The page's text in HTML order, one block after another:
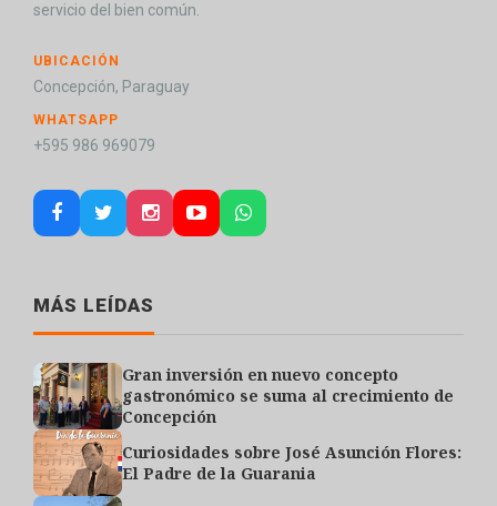
servicio del bien común.
UBICACIÓN
Concepción, Paraguay
WHATSAPP
+595 986 969079
MÁS LEÍDAS
Gran inversión en nuevo concepto
gastronómico se suma al crecimiento de
Concepción
Curiosidades sobre José Asunción Flores:
El Padre de la Guarania